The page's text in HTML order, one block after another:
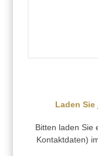
Laden
Bitten laden Sie
Kontaktdaten)